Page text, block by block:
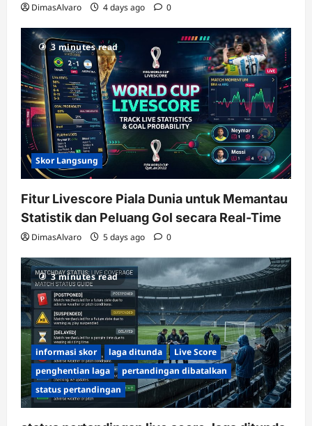
DimasAlvaro 4 days ago 0
3 minutes read
Skor Langsung
Fitur Livescore Piala Dunia untuk Memantau
Statistik dan Peluang Gol secara Real-Time
DimasAlvaro 5 days ago 0
3 minutes read
informasi skor laga ditunda
Live Score
penghentian laga
pertandingan dibatalkan
status pertandingan